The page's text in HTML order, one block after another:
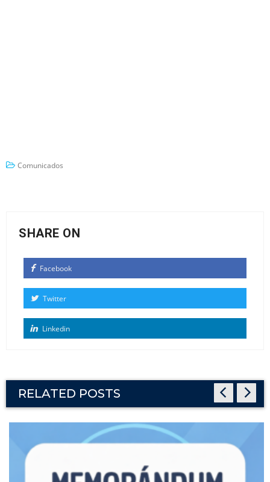
Comunicados
SHARE ON
Facebook
Twitter
Linkedin
RELATED POSTS